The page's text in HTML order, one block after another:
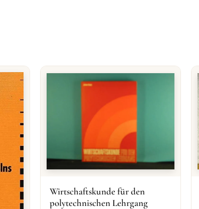
Wirtschaftskunde für den
polytechnischen Lehrgang